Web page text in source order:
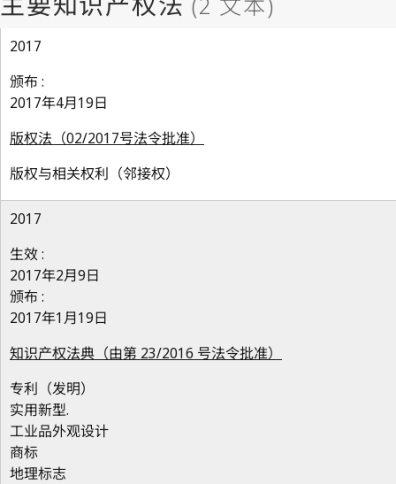
2017
颁布 :
2017年4月19日
版权法（02/2017号法令批准）
版权与相关权利（邻接权）
2017
生效 :
2017年2月9日
颁布 :
2017年1月19日
知识产权法典（由第 23/2016 号法令批准）
专利（发明）
实用新型.
工业品外观设计
商标
地理标志